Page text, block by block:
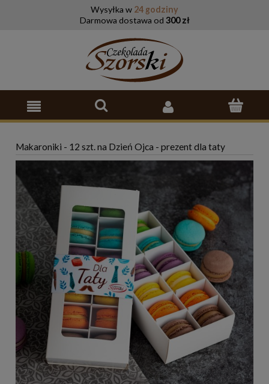
Wysyłka w 24 godziny
Darmowa dostawa od 300 zł
Makaroniki - 12 szt. na Dzień Ojca - prezent dla taty